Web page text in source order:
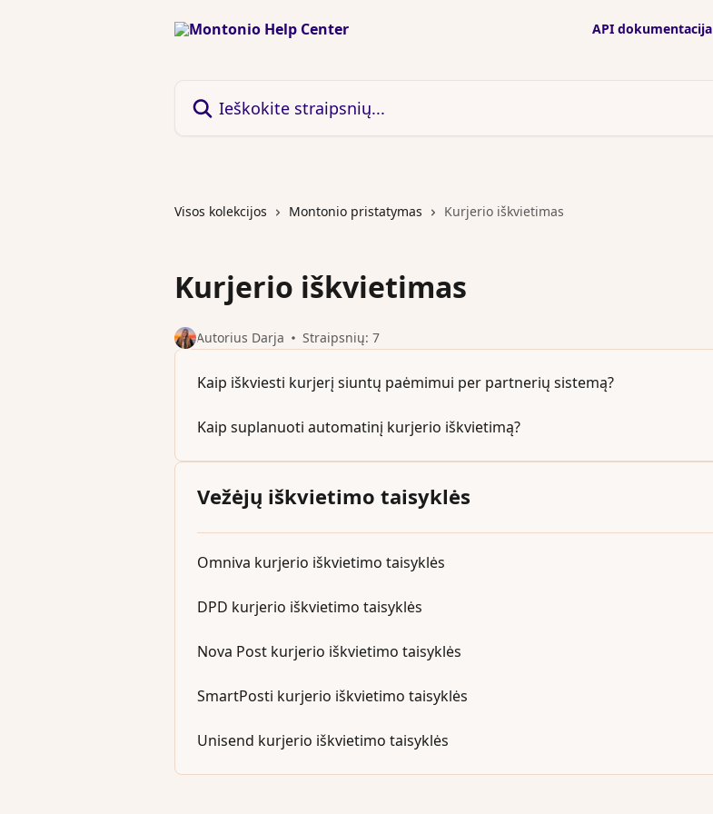
API dokumentacija
Visos kolekcijos Montonio pristatymas Kurjerio iškvietimas
Kurjerio iškvietimas
Autorius Darja Straipsnių: 7
Kaip iškviesti kurjerį siuntų paėmimui per partnerių sistemą?
Kaip suplanuoti automatinį kurjerio iškvietimą?
Vežėjų iškvietimo taisyklės
Omniva kurjerio iškvietimo taisyklės
DPD kurjerio iškvietimo taisyklės
Nova Post kurjerio iškvietimo taisyklės
SmartPosti kurjerio iškvietimo taisyklės
Unisend kurjerio iškvietimo taisyklės